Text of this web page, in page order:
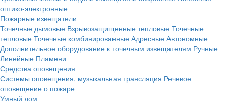
оптико-электронные
Пожарные извещатели
Точечные дымовые Взрывозащищенные тепловые Точечные
тепловые Точечные комбинированные Адресные Автономные
Дополнительное оборудование к точечным извещателям Ручные
Линейные Пламени
Средства оповещения
Системы оповещения, музыкальная трансляция Речевое
оповещение о пожаре
Умный дом